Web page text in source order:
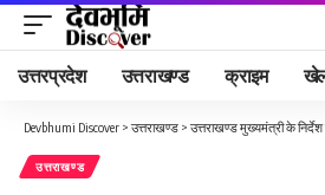
उत्तरप्रदेश उत्तराखण्ड क्राइम
Devbhumi Discover > उत्तराखण्ड > उत्तराखण्ड मुख्यमंत्री के निर्देश पर एक और
उत्तराखण्ड